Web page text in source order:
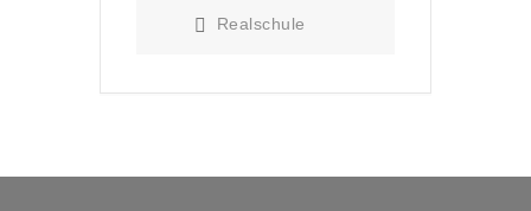
Realschule